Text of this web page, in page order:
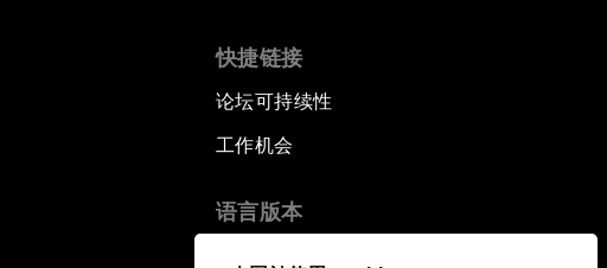
快捷链接
论坛可持续性
工作机会
语言版本